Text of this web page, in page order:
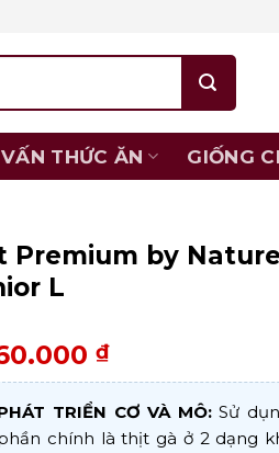
THỨC ĂN GIỐNG
Premium by Nature
L
₫
TRIỂN CƠ VÀ MÔ:Sử
chính là thịt gà ở 2 dạng